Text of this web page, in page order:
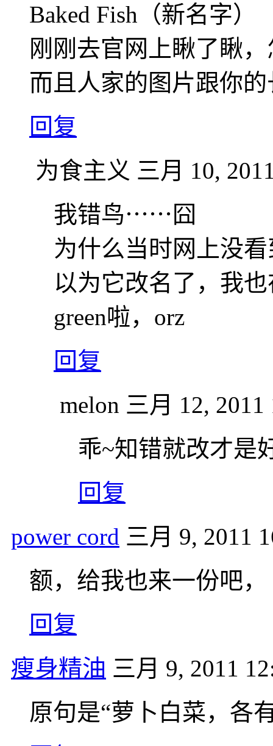
Baked Fish（新名字）
刚刚去官网上瞅了瞅
而且人家的图片跟你
回复
为食主义 三月 10,
我错鸟⋯⋯囧
为什么当时网上没看
以为它改名了，我
green啦，orz
回复
melon 三月 12, 2011
乖~知错就改才是
回复
power cord 三月 9, 2011
额，给我也来一份吧
回复
瘦身精油 三月 9, 2011
原句是“萝卜白菜，各